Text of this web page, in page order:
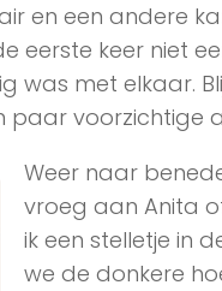
en een andere
eerste keer niet
was met elkaar.
paar voorzichtige
Weer naar
vroeg aan Anita
ik een stelletje in
we de donkere